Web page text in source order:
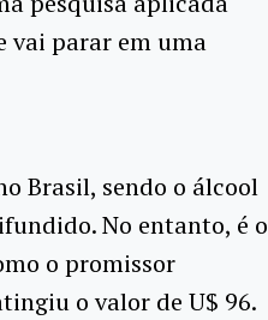
vai parar em uma
Brasil, sendo o álcool
No entanto, é o
o promissor
o valor de U$ 96.